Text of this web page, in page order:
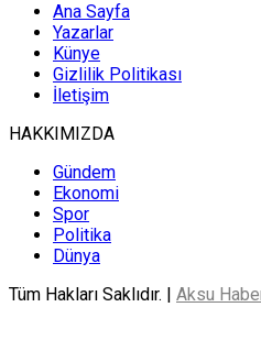
Ana Sayfa
Yazarlar
Künye
Gizlilik Politikası
İletişim
HAKKIMIZDA
Gündem
Ekonomi
Spor
Politika
Dünya
Tüm Hakları Saklıdır. | Aksu